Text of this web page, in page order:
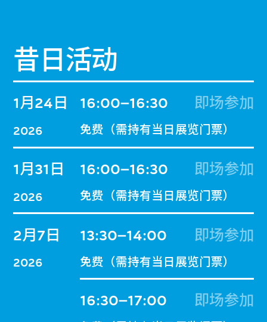
昔日活动
1月24日
2026
16:00–16:30 即场参加
免费（需持有当日展览门票）
1月31日
2026
16:00–16:30 即场参加
免费（需持有当日展览门票）
2月7日
2026
13:30–14:00 即场参加
免费（需持有当日展览门票）
16:30–17:00 即场参加